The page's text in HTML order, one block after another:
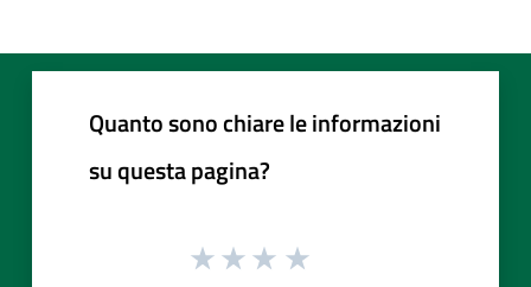
Quanto sono chiare le informazioni
su questa pagina?